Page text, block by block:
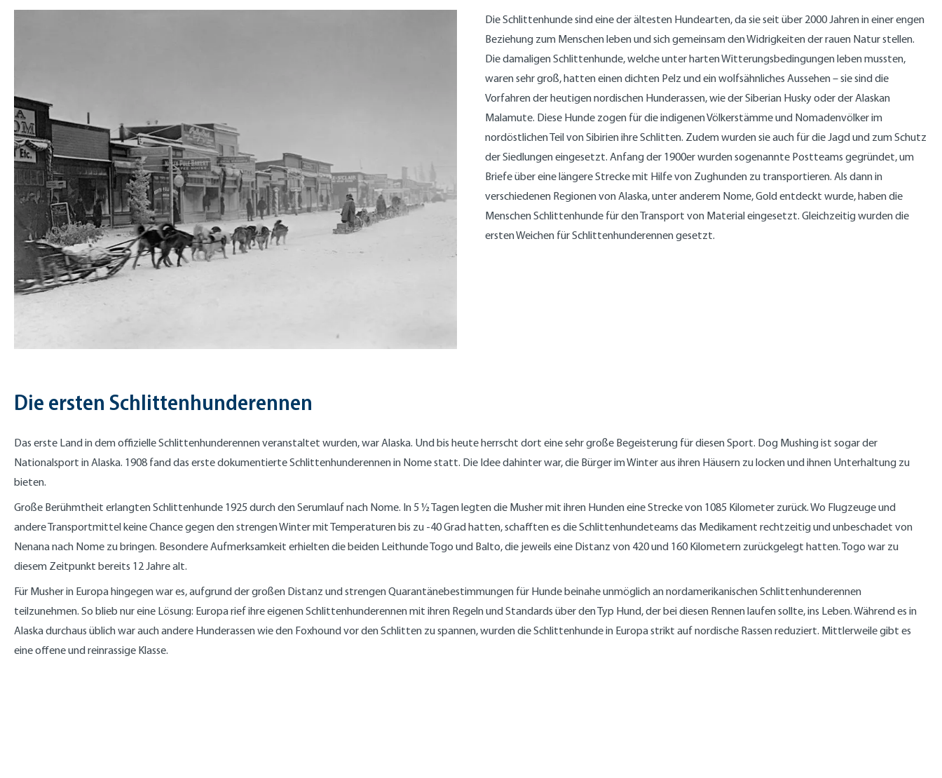
Die Schlittenhunde sind eine der ältesten Hundearten, da sie seit über 2000 Jahren in einer engen
Beziehung zum Menschen leben und sich gemeinsam den Widrigkeiten der rauen Natur stellen.
Die damaligen Schlittenhunde, welche unter harten Witterungsbedingungen leben mussten,
waren sehr groß, hatten einen dichten Pelz und ein wolfsähnliches Aussehen – sie sind die
Vorfahren der heutigen nordischen Hunderassen, wie der Siberian Husky oder der Alaskan
Malamute. Diese Hunde zogen für die indigenen Völkerstämme und Nomadenvölker im
nordöstlichen Teil von Sibirien ihre Schlitten. Zudem wurden sie auch für die Jagd und zum Schutz
der Siedlungen eingesetzt. Anfang der 1900er wurden sogenannte Postteams gegründet, um
Briefe über eine längere Strecke mit Hilfe von Zughunden zu transportieren. Als dann in
verschiedenen Regionen von Alaska, unter anderem Nome, Gold entdeckt wurde, haben die
Menschen Schlittenhunde für den Transport von Material eingesetzt. Gleichzeitig wurden die
ersten Weichen für Schlittenhunderennen gesetzt.
Die ersten Schlittenhunderennen
Das erste Land in dem offizielle Schlittenhunderennen veranstaltet wurden, war Alaska. Und bis heute herrscht dort eine sehr große Begeisterung für diesen Sport. Dog Mushing ist sogar der
Nationalsport in Alaska. 1908 fand das erste dokumentierte Schlittenhunderennen in Nome statt. Die Idee dahinter war, die Bürger im Winter aus ihren Häusern zu locken und ihnen Unterhaltung zu
bieten.
Große Berühmtheit erlangten Schlittenhunde 1925 durch den Serumlauf nach Nome. In 5 ½ Tagen legten die Musher mit ihren Hunden eine Strecke von 1085 Kilometer zurück. Wo Flugzeuge und
andere Transportmittel keine Chance gegen den strengen Winter mit Temperaturen bis zu -40 Grad hatten, schafften es die Schlittenhundeteams das Medikament rechtzeitig und unbeschadet von
Nenana nach Nome zu bringen. Besondere Aufmerksamkeit erhielten die beiden Leithunde Togo und Balto, die jeweils eine Distanz von 420 und 160 Kilometern zurückgelegt hatten. Togo war zu
diesem Zeitpunkt bereits 12 Jahre alt.
Für Musher in Europa hingegen war es, aufgrund der großen Distanz und strengen Quarantänebestimmungen für Hunde beinahe unmöglich an nordamerikanischen Schlittenhunderennen
teilzunehmen. So blieb nur eine Lösung: Europa rief ihre eigenen Schlittenhunderennen mit ihren Regeln und Standards über den Typ Hund, der bei diesen Rennen laufen sollte, ins Leben. Während es in
Alaska durchaus üblich war auch andere Hunderassen wie den Foxhound vor den Schlitten zu spannen, wurden die Schlittenhunde in Europa strikt auf nordische Rassen reduziert. Mittlerweile gibt es
eine offene und reinrassige Klasse.